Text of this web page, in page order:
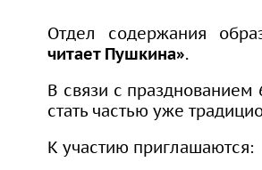
Отдел содержания
читает Пушкина».
В связи с
стать частью уже
К участию приглашаются: